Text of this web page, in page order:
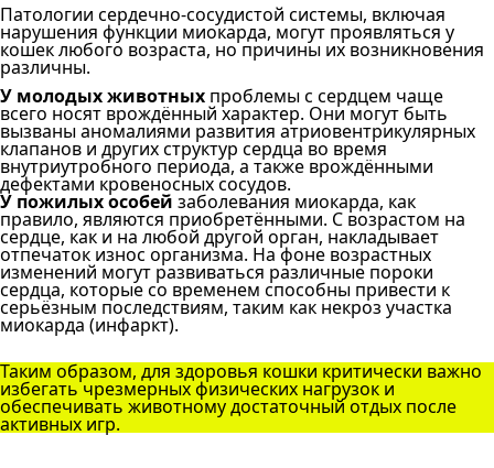
Патологии сердечно-сосудистой системы, включая
нарушения функции миокарда, могут проявляться у
кошек любого возраста, но причины их возникновения
различны.
У молодых животных проблемы с сердцем чаще
всего носят врождённый характер. Они могут быть
вызваны аномалиями развития атриовентрикулярных
клапанов и других структур сердца во время
внутриутробного периода, а также врождёнными
дефектами кровеносных сосудов.
У пожилых особей заболевания миокарда, как
правило, являются приобретёнными. С возрастом на
сердце, как и на любой другой орган, накладывает
отпечаток износ организма. На фоне возрастных
изменений могут развиваться различные пороки
сердца, которые со временем способны привести к
серьёзным последствиям, таким как некроз участка
миокарда (инфаркт).
Таким образом, для здоровья кошки критически важно
избегать чрезмерных физических нагрузок и
обеспечивать животному достаточный отдых после
активных игр.